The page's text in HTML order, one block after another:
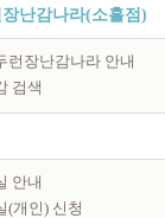
난감나라(소흘점)
런장난감나라 안내
검색
안내
(개인) 신청